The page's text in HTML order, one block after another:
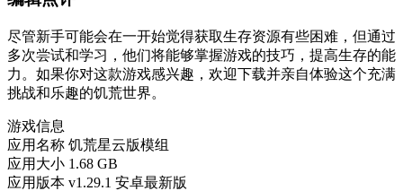
尽管新手可能会在一开始觉得获取生存资源有些困难，但通过
多次尝试和学习，他们将能够掌握游戏的技巧，提高生存的能
力。如果你对这款游戏感兴趣，欢迎下载并亲自体验这个充满
挑战和乐趣的饥荒世界。
游戏信息
应用名称 饥荒星云版模组
应用大小 1.68 GB
应用版本 v1.29.1 安卓最新版